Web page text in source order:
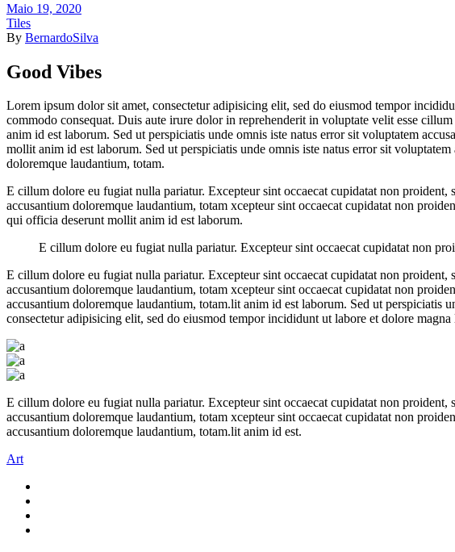
Maio 19, 2020
Tiles
By BernardoSilva
Good Vibes
Lorem ipsum dolor sit amet, consectetur adipisicing elit, sed do eiusmod tempor
commodo consequat. Duis aute irure dolor in reprehenderit in voluptate velit esse
anim id est laborum. Sed ut perspiciatis unde omnis iste natus error sit voluptatem
mollit anim id est laborum. Sed ut perspiciatis unde omnis iste natus error sit
doloremque laudantium, totam.
E cillum dolore eu fugiat nulla pariatur. Excepteur sint occaecat cupidatat non
accusantium doloremque laudantium, totam xcepteur sint occaecat cupidatat non
qui officia deserunt mollit anim id est laborum.
E cillum dolore eu fugiat nulla pariatur. Excepteur sint occaecat cupidatat non
E cillum dolore eu fugiat nulla pariatur. Excepteur sint occaecat cupidatat non
accusantium doloremque laudantium, totam xcepteur sint occaecat cupidatat non
accusantium doloremque laudantium, totam.lit anim id est laborum. Sed ut perspiciatis
consectetur adipisicing elit, sed do eiusmod tempor incididunt ut labore et dolore
E cillum dolore eu fugiat nulla pariatur. Excepteur sint occaecat cupidatat non
accusantium doloremque laudantium, totam xcepteur sint occaecat cupidatat non
accusantium doloremque laudantium, totam.lit anim id est.
Art